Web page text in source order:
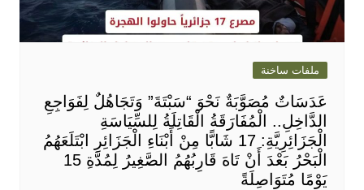
ملفات ساخنة
عَدَسَاتٌ مُصَوَّبَةٌ نَحْوَ “سَبْتَةَ” وَتَجَاهُلٌ لِفَوَاجِعِ
الدَّاخِلِ.. الْمُفَارَقَةُ الْقَاتِلَةُ لِلسِّيَاسَةِ
الْجَزَائِرِيَّةِ: 17 شَابًّا مِنْ أَبْنَاءِ الْجَزَائِرِ ابْتَلَعَهُمُ
الْبَحْرُ بَعْدَ أَنْ تَاهَ قَارِبُهُمُ الصَّغِيرُ لِمُدَّةِ 15
يَوْمًا مُتَوَاصِلَةً